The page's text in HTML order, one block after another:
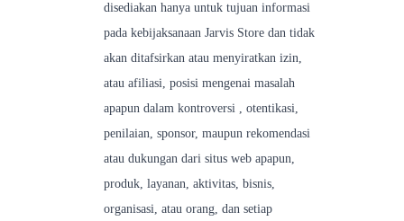
disediakan hanya untuk tujuan informasi
pada kebijaksanaan Jarvis Store dan tidak
akan ditafsirkan atau menyiratkan izin,
atau afiliasi, posisi mengenai masalah
apapun dalam kontroversi , otentikasi,
penilaian, sponsor, maupun rekomendasi
atau dukungan dari situs web apapun,
produk, layanan, aktivitas, bisnis,
organisasi, atau orang, dan setiap